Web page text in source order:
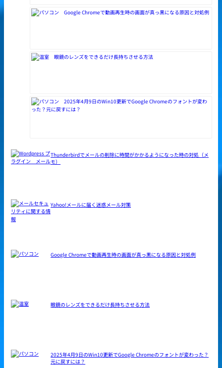
Google Chromeで動画再生時の画面が真っ黒になる原因と対処例
眼鏡のレンズをできるだけ長持ちさせる方法
2025年4月9日のWin10更新でGoogle Chromeのフォントが変わ
った？元に戻すには？
Thunderbirdでメールの削除に時間がかかるようになった時の対処（メ
モ）
Yahoo!メールに届く迷惑メール対策
Google Chromeで動画再生時の画面が真っ黒になる原因と対処例
眼鏡のレンズをできるだけ長持ちさせる方法
2025年4月9日のWin10更新でGoogle Chromeのフォントが変わった？
元に戻すには？